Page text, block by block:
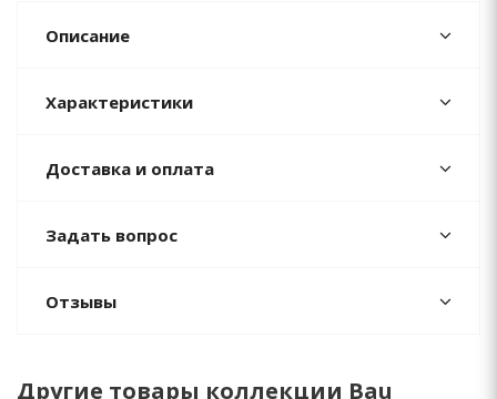
Описание
Характеристики
Доставка и оплата
Задать вопрос
Отзывы
Другие товары коллекции Bau